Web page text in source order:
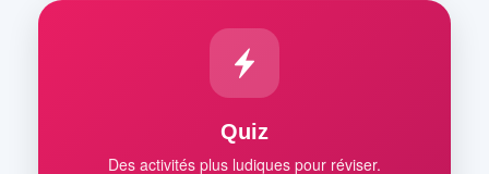
Quiz
Des activités plus ludiques pour réviser.